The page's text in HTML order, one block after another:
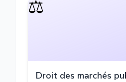
⚖️
Droit des marchés